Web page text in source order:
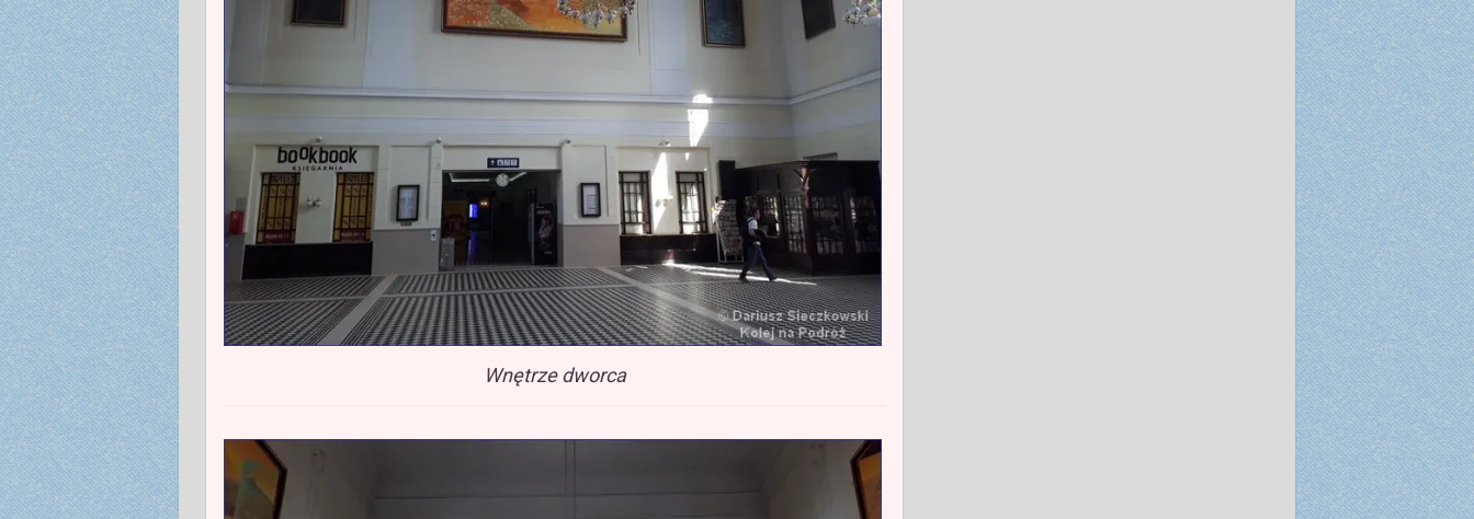
Wnętrze dworca